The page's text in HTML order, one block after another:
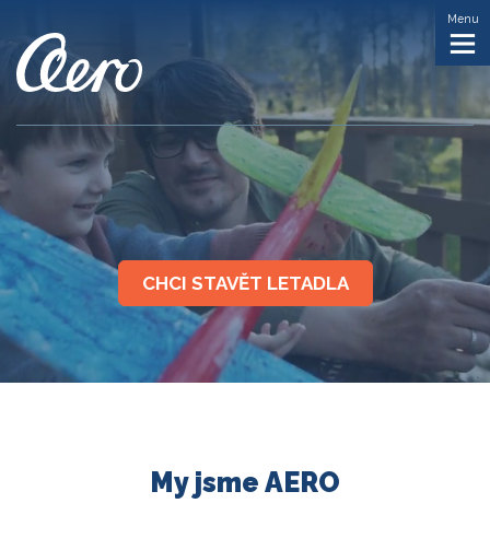
Menu
CHCI STAVĚT LETADLA
My jsme AERO